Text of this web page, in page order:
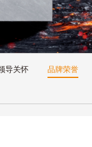
导关怀 品牌荣誉